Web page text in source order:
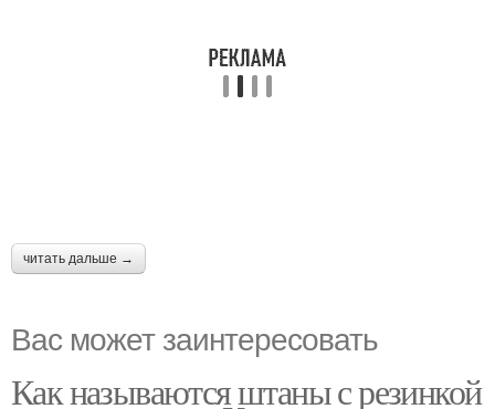
читать дальше →
Вас может заинтересовать
Как называются штаны с резинкой